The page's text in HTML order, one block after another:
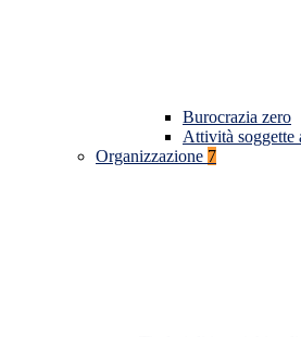
Burocrazia zero
Attività soggette
Organizzazione 7